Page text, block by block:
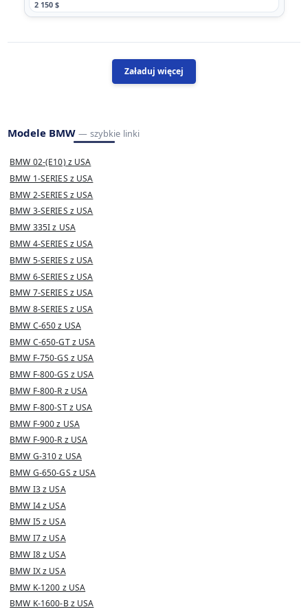
2 150 $
Załaduj więcej
Modele BMW— szybkie linki
BMW 02-(E10) z USA
BMW 1-SERIES z USA
BMW 2-SERIES z USA
BMW 3-SERIES z USA
BMW 335I z USA
BMW 4-SERIES z USA
BMW 5-SERIES z USA
BMW 6-SERIES z USA
BMW 7-SERIES z USA
BMW 8-SERIES z USA
BMW C-650 z USA
BMW C-650-GT z USA
BMW F-750-GS z USA
BMW F-800-GS z USA
BMW F-800-R z USA
BMW F-800-ST z USA
BMW F-900 z USA
BMW F-900-R z USA
BMW G-310 z USA
BMW G-650-GS z USA
BMW I3 z USA
BMW I4 z USA
BMW I5 z USA
BMW I7 z USA
BMW I8 z USA
BMW IX z USA
BMW K-1200 z USA
BMW K-1600-B z USA